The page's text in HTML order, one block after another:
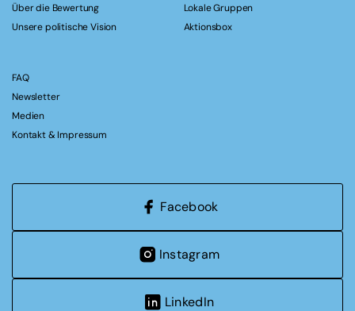
Über die Bewertung
Unsere politische Vision
Lokale Gruppen
Aktionsbox
FAQ
Newsletter
Medien
Kontakt & Impressum
Facebook
Instagram
LinkedIn